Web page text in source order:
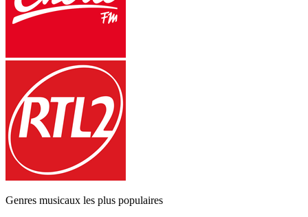
Genres musicaux les plus populaires